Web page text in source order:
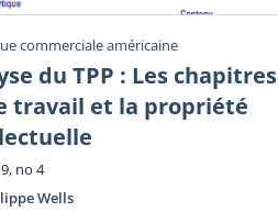
commerciale américaine
du TPP : Les chapitres
travail et la propriété
no 4
Wells